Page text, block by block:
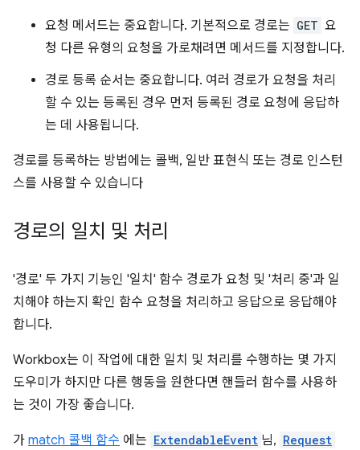
요청 메서드는 중요합니다. 기본적으로 경로는 GET 요
청 다른 유형의 요청을 가로채려면 메서드를 지정합니다.
경로 등록 순서는 중요합니다. 여러 경로가 요청을 처리
할 수 있는 등록된 경우 먼저 등록된 경로 요청에 응답하
는 데 사용됩니다.
경로를 등록하는 방법에는 콜백, 일반 표현식 또는 경로 인스턴
스를 사용할 수 있습니다
경로의 일치 및 처리
'경로' 두 가지 기능인 '일치' 함수 경로가 요청 및 '처리 중'과 일
치해야 하는지 확인 함수 요청을 처리하고 응답으로 응답해야
합니다.
Workbox는 이 작업에 대한 일치 및 처리를 수행하는 몇 가지
도우미가 하지만 다른 행동을 원한다면 핸들러 함수를 사용하
는 것이 가장 좋습니다.
가 match 콜백 함수 에는 ExtendableEvent 님, Request